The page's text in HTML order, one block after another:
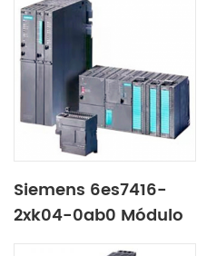
Siemens 6es7416-
2xk04-0ab0 Módulo